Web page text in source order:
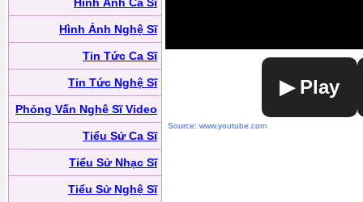
Hình Ảnh Nghệ Sĩ
Tin Tức Ca Sĩ
Tin Tức Nghệ Sĩ
Phỏng Vấn Nghệ Sĩ Video
Tiểu Sử Ca Sĩ
Tiểu Sử Nhạc Sĩ
Tiểu Sử Nghệ Sĩ
▶ Play
Source: www.youtube.com